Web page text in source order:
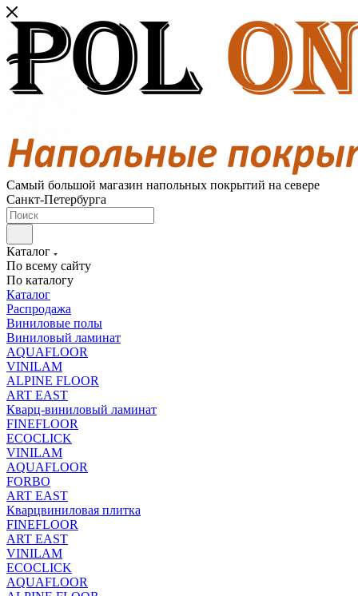
Самый большой магазин напольных покрытий на севере
Санкт-Петербурга
Каталог
По всему сайту
По каталогу
Каталог
Распродажа
Виниловые полы
Виниловый ламинат
AQUAFLOOR
VINILAM
ALPINE FLOOR
ART EAST
Кварц-виниловый ламинат
FINEFLOOR
ECOCLICK
VINILAM
AQUAFLOOR
FORBO
ART EAST
Кварцвиниловая плитка
FINEFLOOR
ART EAST
VINILAM
ECOCLICK
AQUAFLOOR